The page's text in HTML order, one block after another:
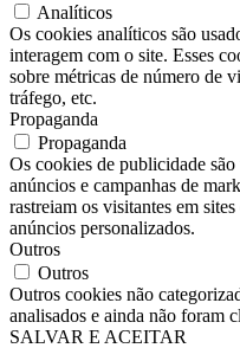
Analíticos
Os cookies analíticos são
interagem com o site. Esses
sobre métricas de número de
tráfego, etc.
Propaganda
Propaganda
Os cookies de publicidade
anúncios e campanhas de
rastreiam os visitantes em
anúncios personalizados.
Outros
Outros
Outros cookies não
analisados ​​e ainda não foram
SALVAR E ACEITAR